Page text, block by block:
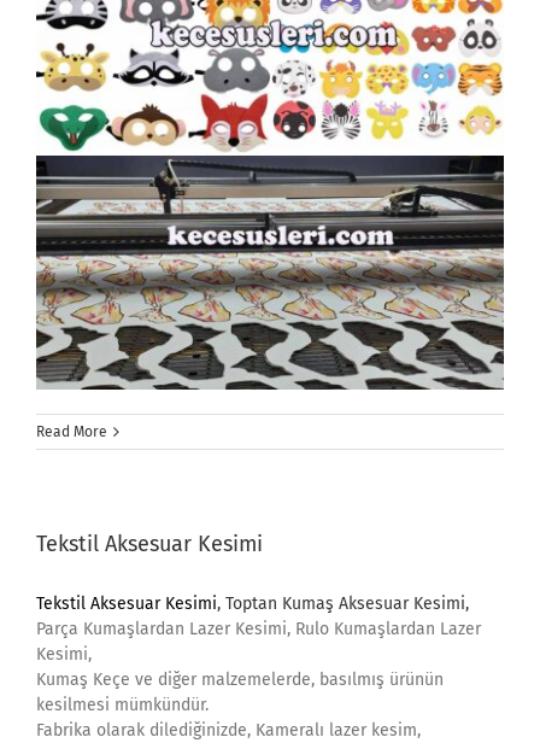
Read More
Tekstil Aksesuar Kesimi
Tekstil Aksesuar Kesimi, Toptan Kumaş Aksesuar Kesimi,
Parça Kumaşlardan Lazer Kesimi, Rulo Kumaşlardan Lazer
Kesimi,
Kumaş Keçe ve diğer malzemelerde, basılmış ürünün
kesilmesi mümkündür.
Fabrika olarak dilediğinizde, Kameralı lazer kesim,